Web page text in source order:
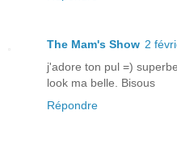
The Mam's Show 2
j'adore ton pul =) superbe
look ma belle. Bisous
Répondre